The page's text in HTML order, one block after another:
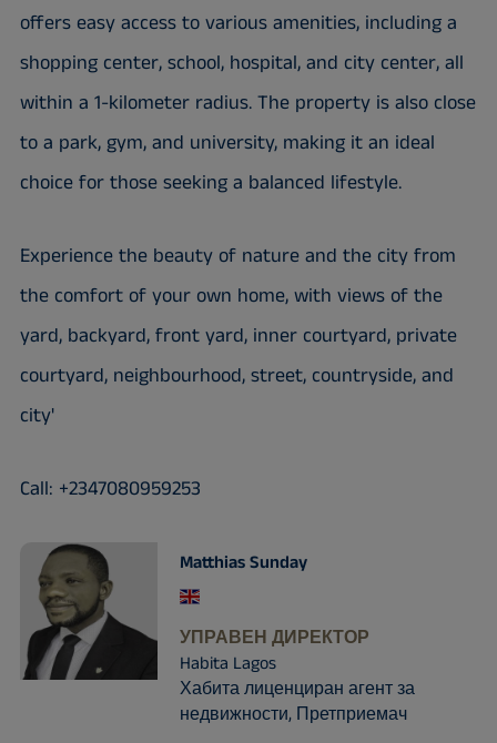
offers easy access to various amenities, including a
shopping center, school, hospital, and city center, all
within a 1-kilometer radius. The property is also close
to a park, gym, and university, making it an ideal
choice for those seeking a balanced lifestyle.
Experience the beauty of nature and the city from
the comfort of your own home, with views of the
yard, backyard, front yard, inner courtyard, private
courtyard, neighbourhood, street, countryside, and
city'
Call: +2347080959253
Matthias Sunday
УПРАВЕН ДИРЕКТОР
Habita Lagos
Хабита лиценциран агент за
недвижности, Претприемач